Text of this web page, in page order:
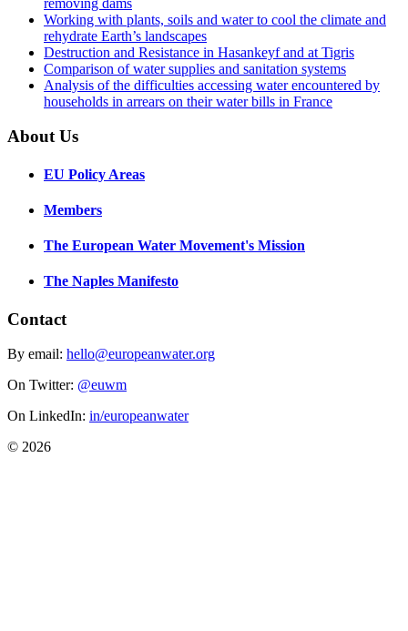
Working with plants, soils and water to cool the climate and
rehydrate Earth’s landscapes
Destruction and Resistance in Hasankeyf and at Tigris
Comparison of water supplies and sanitation systems
Analysis of the difficulties accessing water encountered by
households in arrears on their water bills in France
About Us
EU Policy Areas
Members
The European Water Movement's Mission
The Naples Manifesto
Contact
By email: hello@europeanwater.org
On Twitter: @euwm
On LinkedIn: in/europeanwater
© 2026